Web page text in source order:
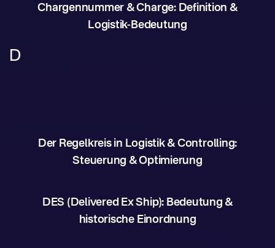
Chargennummer & Charge: Definition &
Logistik-Bedeutung
D
Der Regelkreis in Logistik & Controlling:
Steuerung & Optimierung
DES (Delivered Ex Ship): Bedeutung &
historische Einordnung